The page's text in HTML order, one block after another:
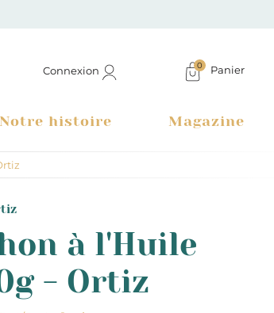
Connexion 0 Panier
Notre histoire Magazine
à l'Huile
- Ortiz